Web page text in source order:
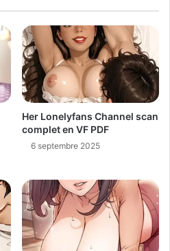
Her Lonelyfans Channel scan
complet en VF PDF
6 septembre 2025